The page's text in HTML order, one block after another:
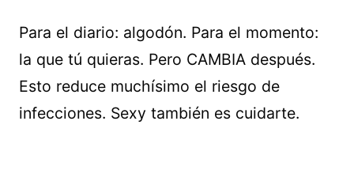
Para el diario: algodón. Para el momento:
la que tú quieras. Pero CAMBIA después.
Esto reduce muchísimo el riesgo de
infecciones. Sexy también es cuidarte.